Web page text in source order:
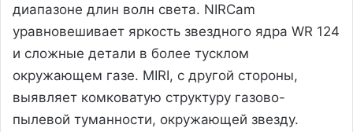
диапазоне длин волн света. NIRCam
уравновешивает яркость звездного ядра WR 124
и сложные детали в более тусклом
окружающем газе. MIRI, с другой стороны,
выявляет комковатую структуру газово-
пылевой туманности, окружающей звезду.